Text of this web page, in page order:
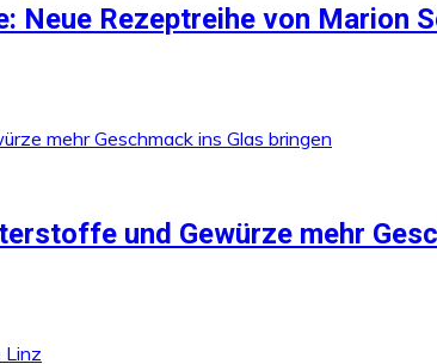
Neue Rezeptreihe von Marion
und Gewürze mehr